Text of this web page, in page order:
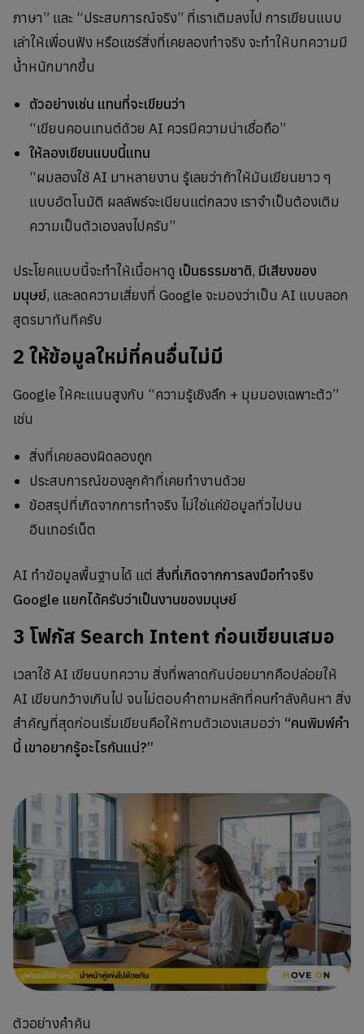
ภาษา” และ “ประสบการณ์จริง” ที่เราเติมลงไป การเขียนแบบ
เล่าให้เพื่อนฟัง หรือแชร์สิ่งที่เคยลองทำจริง จะทำให้บทความมี
น้ำหนักมากขึ้น
ตัวอย่างเช่น แทนที่จะเขียนว่า
“เขียนคอนเทนต์ด้วย AI ควรมีความน่าเชื่อถือ”
ให้ลองเขียนแบบนี้แทน
“ผมลองใช้ AI มาหลายงาน รู้เลยว่าถ้าให้มันเขียนยาว ๆ
แบบอัตโนมัติ ผลลัพธ์จะเนียนแต่กลวง เราจำเป็นต้องเติม
ความเป็นตัวเองลงไปครับ”
ประโยคแบบนี้จะทำให้เนื้อหาดู เป็นธรรมชาติ, มีเสียงของ
มนุษย์, และลดความเสี่ยงที่ Google จะมองว่าเป็น AI แบบลอก
สูตรมาทันทีครับ
2 ให้ข้อมูลใหม่ที่คนอื่นไม่มี
Google ให้คะแนนสูงกับ “ความรู้เชิงลึก + มุมมองเฉพาะตัว”
เช่น
สิ่งที่เคยลองผิดลองถูก
ประสบการณ์ของลูกค้าที่เคยทำงานด้วย
ข้อสรุปที่เกิดจากการทำจริง ไม่ใช่แค่ข้อมูลทั่วไปบน
อินเทอร์เน็ต
AI ทำข้อมูลพื้นฐานได้ แต่ สิ่งที่เกิดจากการลงมือทำจริง
Google แยกได้ครับว่าเป็นงานของมนุษย์
3 โฟกัส Search Intent ก่อนเขียนเสมอ
เวลาใช้ AI เขียนบทความ สิ่งที่พลาดกันบ่อยมากคือปล่อยให้
AI เขียนกว้างเกินไป จนไม่ตอบคำถามหลักที่คนกำลังค้นหา สิ่ง
สำคัญที่สุดก่อนเริ่มเขียนคือให้ถามตัวเองเสมอว่า “คนพิมพ์คำ
นี้ เขาอยากรู้อะไรกันแน่?”
ตัวอย่างคำค้น